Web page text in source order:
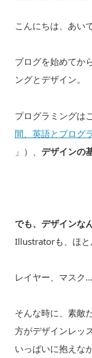
こんにちは、あいで
ブログを始めてか
ングとデザイン。
プログラミングは
間、英語とプログ
」）、 デザインの
でも、デザインな
Illustratorも、ほと
レイヤー、マスク
そんな時に、素敵
方がデザインレッ
いっぱいに抱えな